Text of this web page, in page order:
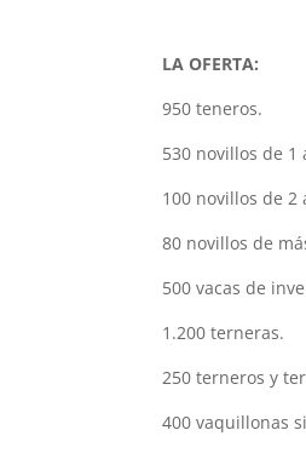
LA OFERTA:
950 teneros.
530 novillos de 1
100 novillos de 2
80 novillos de
500 vacas de
1.200 terneras.
250 terneros y
400 vaquillonas